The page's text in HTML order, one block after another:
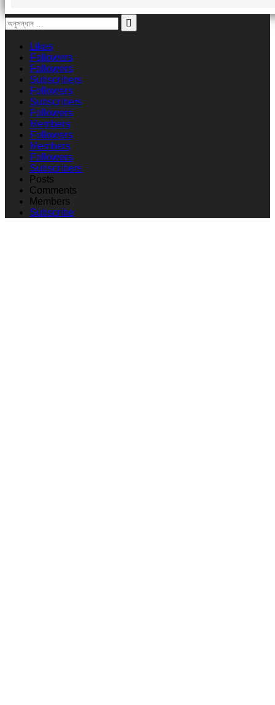
Likes
Followers
Followers
Subscribers
Followers
Subscribers
Followers
Members
Followers
Members
Followers
Subscribers
Posts
Comments
Members
Subscribe